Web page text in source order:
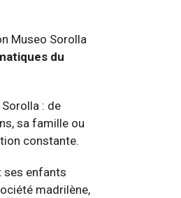
Museo Sorolla
du
: de
sa famille ou
constante.
ses enfants
madrilène,